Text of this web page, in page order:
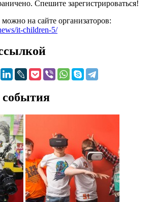
Спешите зарегистрироваться!
на сайте организаторов:
it-children-5/